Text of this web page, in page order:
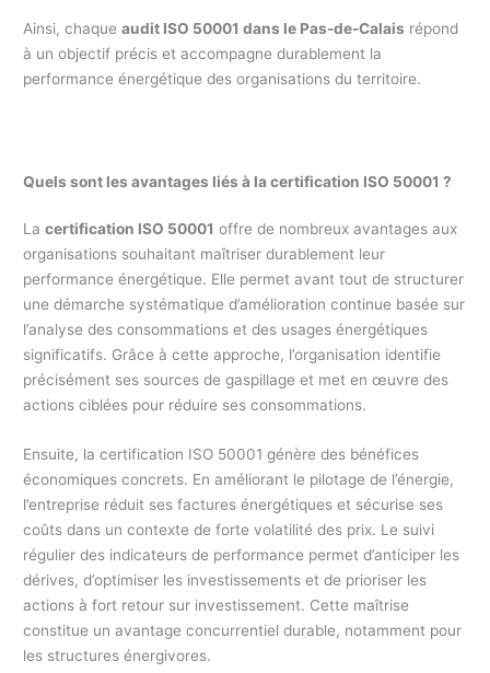
Ainsi, chaqueaudit ISO 50001 dans le Pas-de-Calais répond
à un objectif précis et accompagne durablement la
performance énergétique des organisations du territoire.
Quels sont les avantages liés à la certification ISO 50001 ?
Lacertification ISO 50001 offre de nombreux avantages aux
organisations souhaitant maîtriser durablement leur
performance énergétique. Elle permet avant tout de structurer
une démarche systématique d’amélioration continue basée sur
l’analyse des consommations et des usages énergétiques
significatifs. Grâce à cette approche, l’organisation identifie
précisément ses sources de gaspillage et met en œuvre des
actions ciblées pour réduire ses consommations.
Ensuite, la certification ISO 50001 génère des bénéfices
économiques concrets. En améliorant le pilotage de l’énergie,
l’entreprise réduit ses factures énergétiques et sécurise ses
coûts dans un contexte de forte volatilité des prix. Le suivi
régulier des indicateurs de performance permet d’anticiper les
dérives, d’optimiser les investissements et de prioriser les
actions à fort retour sur investissement. Cette maîtrise
constitue un avantage concurrentiel durable, notamment pour
les structures énergivores.